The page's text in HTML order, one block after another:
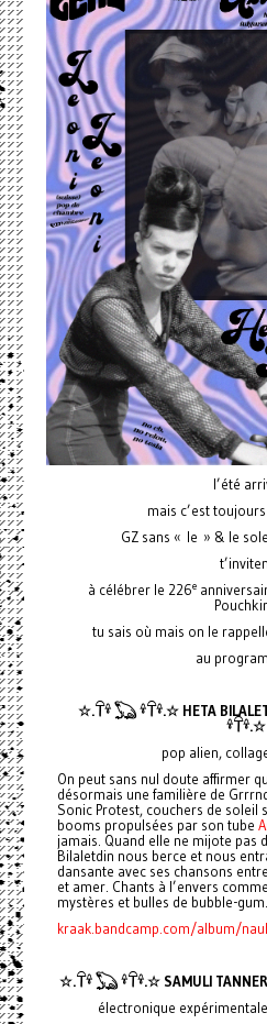
l’été
mais c’est
GZ sans « le » & le
à célébrer le 226e
tu sais où mais on le
au
☆.𓋼𓍊 𓆏 𓍊𓋼𓍊.☆ HETA
𓍊𓋼𓍊.☆
pop alien,
On peut sans nul doute affirmer
désormais une familière de
Sonic Protest, couchers de soleil
booms propulsées par son tube
jamais. Quand elle ne mijote pas
Bilaletdin nous berce et nous
dansante avec ses chansons
et amer. Chants à l’envers
mystères et bulles de bubble-gum.
kraak.bandcamp.com/album/
☆.𓋼𓍊 𓆏 𓍊𓋼𓍊.☆ SAMULI TANNER
électronique